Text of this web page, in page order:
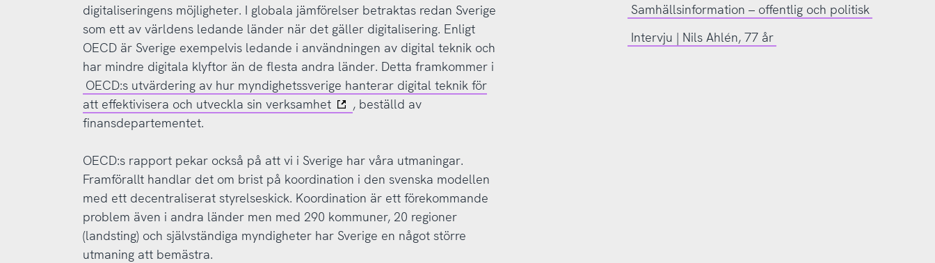
Samhällsinformation – offentlig och politisk
Intervju | Nils Ahlén, 77 år
digitaliseringens möjligheter. I globala jämförelser betraktas redan Sverige
som ett av världens ledande länder när det gäller digitalisering. Enligt
OECD är Sverige exempelvis ledande i användningen av digital teknik och
har mindre digitala klyftor än de flesta andra länder. Detta framkommer i
OECD:s utvärdering av hur myndighetssverige hanterar digital teknik för
att effektivisera och utveckla sin verksamhet
, beställd av
finansdepartementet.
OECD:s rapport pekar också på att vi i Sverige har våra utmaningar.
Framförallt handlar det om brist på koordination i den svenska modellen
med ett decentraliserat styrelseskick. Koordination är ett förekommande
problem även i andra länder men med 290 kommuner, 20 regioner
(landsting) och självständiga myndigheter har Sverige en något större
utmaning att bemästra.